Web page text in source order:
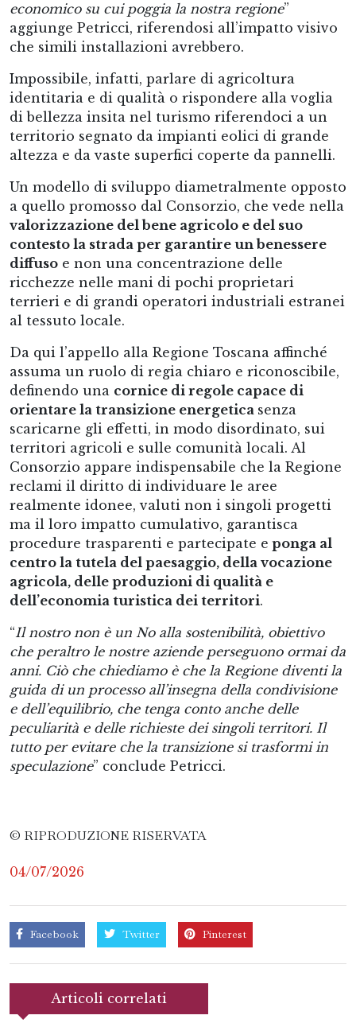
economico su cui poggia la nostra regione”
aggiunge Petricci, riferendosi all’impatto visivo
che simili installazioni avrebbero.
Impossibile, infatti, parlare di agricoltura
identitaria e di qualità o rispondere alla voglia
di bellezza insita nel turismo riferendoci a un
territorio segnato da impianti eolici di grande
altezza e da vaste superfici coperte da pannelli.
Un modello di sviluppo diametralmente opposto
a quello promosso dal Consorzio, che vede nella
valorizzazione del bene agricolo e del suo
contesto la strada per garantire un benessere
diffuso e non una concentrazione delle
ricchezze nelle mani di pochi proprietari
terrieri e di grandi operatori industriali estranei
al tessuto locale.
Da qui l’appello alla Regione Toscana affinché
assuma un ruolo di regia chiaro e riconoscibile,
definendo una cornice di regole capace di
orientare la transizione energetica senza
scaricarne gli effetti, in modo disordinato, sui
territori agricoli e sulle comunità locali. Al
Consorzio appare indispensabile che la Regione
reclami il diritto di individuare le aree
realmente idonee, valuti non i singoli progetti
ma il loro impatto cumulativo, garantisca
procedure trasparenti e partecipate e ponga al
centro la tutela del paesaggio, della vocazione
agricola, delle produzioni di qualità e
dell’economia turistica dei territori.
“Il nostro non è un No alla sostenibilità, obiettivo
che peraltro le nostre aziende perseguono ormai da
anni. Ciò che chiediamo è che la Regione diventi la
guida di un processo all’insegna della condivisione
e dell’equilibrio, che tenga conto anche delle
peculiarità e delle richieste dei singoli territori. Il
tutto per evitare che la transizione si trasformi in
speculazione” conclude Petricci.
© RIPRODUZIONE RISERVATA
04/07/2026
Facebook Twitter Pinterest
Articoli correlati